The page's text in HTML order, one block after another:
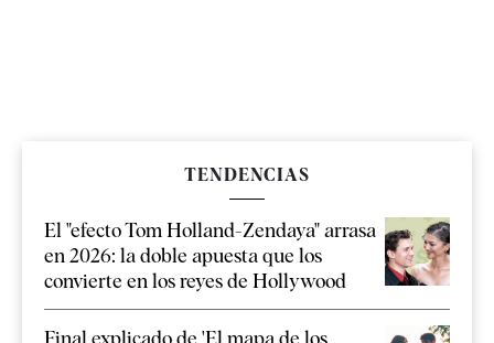
TENDENCIAS
El "efecto Tom Holland-Zendaya" arrasa
en 2026: la doble apuesta que los
convierte en los reyes de Hollywood
Final explicado de 'El mapa de los